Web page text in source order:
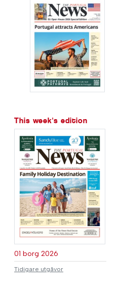
This week's edition
01 borg 2026
Tidigare utgåvor